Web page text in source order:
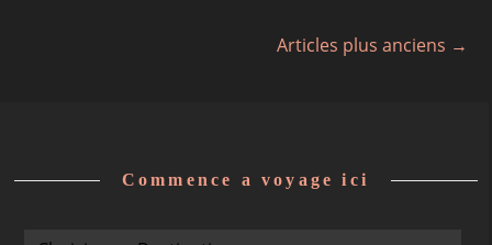
Articles plus anciens →
Commence a voyage ici